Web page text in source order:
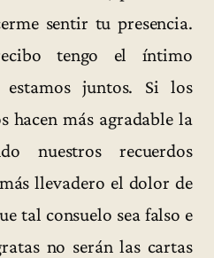
sentir tu presencia.
tengo el íntimo
juntos. Si los
hacen más agradable la
nuestros recuerdos
llevadero el dolor de
tal consuelo sea falso e
no serán las cartas